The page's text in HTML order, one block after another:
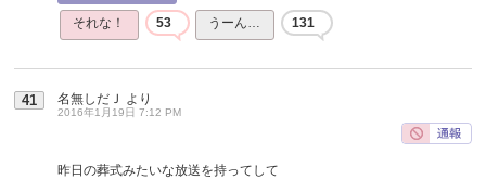
それな！ 53 うーん… 131
41 名無しだＪ より
2016年1月19日 7:12 PM
昨日の葬式みたいな放送を持ってして